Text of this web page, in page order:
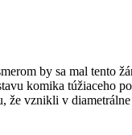
by sa mal tento
komika túžiaceho
že vznikli v